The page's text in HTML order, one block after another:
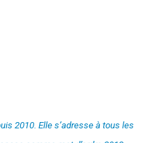
2010. Elle s’adresse à tous les